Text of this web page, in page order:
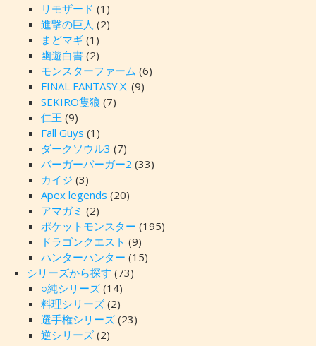
リモザード (1)
進撃の巨人 (2)
まどマギ(1)
幽遊白書(2)
モンスターファーム (6)
FINAL FANTASYⅩ (9)
SEKIRO隻狼 (7)
仁王 (9)
Fall Guys (1)
ダークソウル3 (7)
バーガーバーガー2 (33)
カイジ (3)
Apex legends (20)
アマガミ (2)
ポケットモンスター (195)
ドラゴンクエスト (9)
ハンターハンター (15)
シリーズから探す (73)
○純シリーズ(14)
料理シリーズ(2)
選手権シリーズ(23)
逆シリーズ(2)